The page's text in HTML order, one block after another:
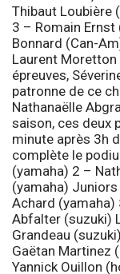
Thibaut Loubière
3 – Romain
Bonnard (Can-
Laurent
épreuves,
patronne de ce
Nathanaëlle
saison, ces deux
minute après 3h
complète le
(yamaha) 2 –
(yamaha)
Achard (yamaha)
Abfalter (suzuki)
Grandeau
Gaëtan Martinez
Yannick Ouillon